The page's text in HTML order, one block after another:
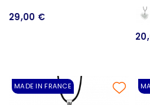
29,00 €
MADE IN FRANCE